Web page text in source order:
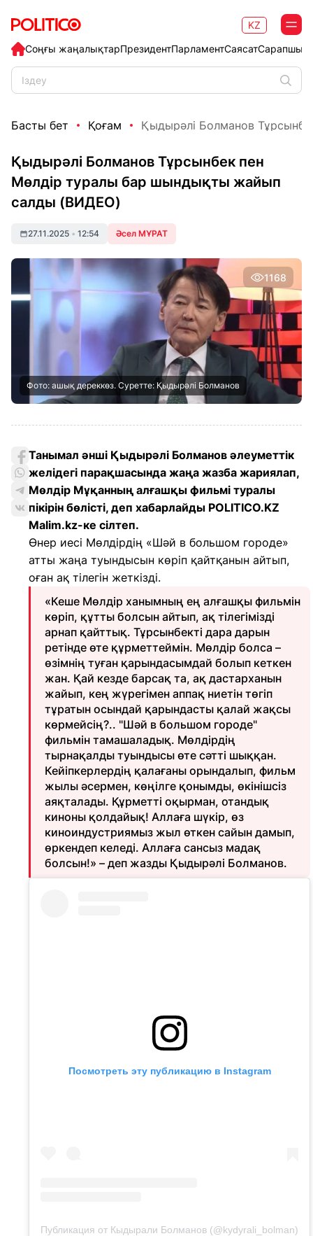
Соңғы жаңалықтарПрезидентПарламентСаясат
KZ
Басты бет Қоғам Қыдырәлі Болманов
Қыдырәлі Болманов Тұрсынбек пен
Мөлдір туралы бар шындықты жайып
салды (ВИДЕО)
27.11.2025 • 12:54 Әсел МҰРАТ
1168
Фото: ашық дереккөз. Суретте: Қыдырәлі Болманов
Танымал әнші Қыдырәлі Болманов әлеуметтік
желідегі парақшасында жаңа жазба жариялап,
Мөлдір Мұқанның алғашқы фильмі туралы
пікірін бөлісті, деп хабарлайды POLITICO.KZ
Malim.kz-ке сілтеп.
Өнер иесі Мөлдірдің «Шәй в большом городе»
атты жаңа туындысын көріп қайтқанын айтып,
оған ақ тілегін жеткізді.
«Кеше Мөлдір ханымның ең алғашқы фильмін
көріп, құтты болсын айтып, ақ тілегімізді
арнап қайттық. Тұрсынбекті дара дарын
ретінде өте құрметтеймін. Мөлдір болса –
өзімнің туған қарындасымдай болып кеткен
жан. Қай кезде барсақ та, ақ дастарханын
жайып, кең жүрегімен аппақ ниетін төгіп
тұратын осындай қарындасты қалай жақсы
көрмейсің?.. "Шәй в большом городе"
фильмін тамашаладық. Мөлдірдің
тырнақалды туындысы өте сәтті шыққан.
Кейіпкерлердің қалағаны орындалып, фильм
жылы әсермен, көңілге қонымды, өкінішсіз
аяқталады. Құрметті оқырман, отандық
киноны қолдайық! Аллаға шүкір, өз
киноиндустриямыз жыл өткен сайын дамып,
өркендеп келеді. Аллаға сансыз мадақ
болсын!» – деп жазды Қыдырәлі Болманов.
Посмотреть эту публикацию в Instagram
Публикация от Кыдырали Болманов (@kydyrali_bolman)